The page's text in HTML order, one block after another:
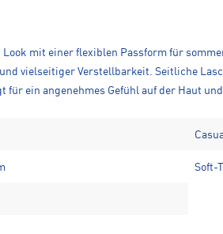
mit einer flexiblen Passform für
vielseitiger Verstellbarkeit. Seitliche
ein angenehmes Gefühl auf der Haut
Soft-